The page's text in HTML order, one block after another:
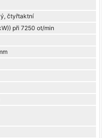
čtyřtaktní
při 7250 ot/min